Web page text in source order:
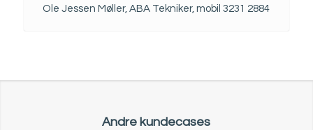
Ole Jessen Møller, ABA Tekniker, mobil 3231 2884
Andre kundecases